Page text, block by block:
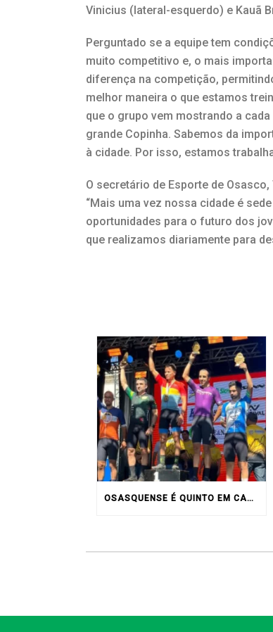
Vinicius (lateral-esquerdo) e Kauã
Perguntado se a equipe tem
muito competitivo e, o mais
diferença na competição,
melhor maneira o que estamos
que o grupo vem mostrando a
grande Copinha. Sabemos da
à cidade. Por isso, estamos
O secretário de Esporte de
“Mais uma vez nossa cidade é
oportunidades para o futuro dos
que realizamos diariamente para
OSASQUENSE É QUINTO EM CAMPEONATO DE MONTAIN BIKE NO INTERIOR DO ESTADO